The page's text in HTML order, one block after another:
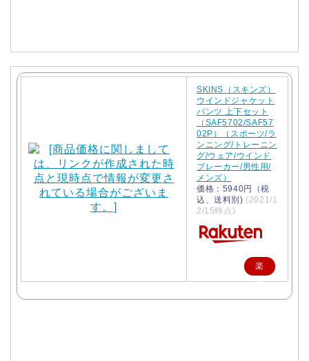
SKINS（スキンズ）
ウインドジャケット
パンツ 上下セット
（SAF5702/SAF57
02P）（スポーツ/ラ
ンニング/トレーニン
グ/ウェア/ウインド
ブレーカー/男性用/
メンズ）
価格：5940円（税
込、送料別) (2021/1
2/15時点)
楽
天